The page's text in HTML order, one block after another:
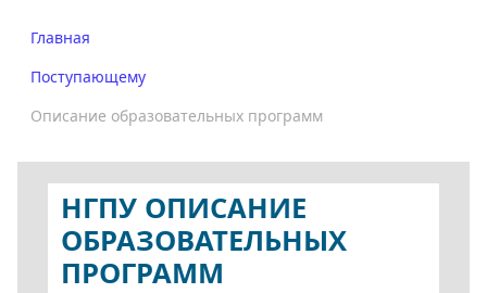
Главная
Поступающему
Описание образовательных программ
НГПУ ОПИСАНИЕ
ОБРАЗОВАТЕЛЬНЫХ
ПРОГРАММ